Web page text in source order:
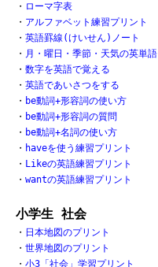
・ ローマ字表
・ アルファベット練習プリント
・ 英語罫線(けいせん)ノート
・ 月・曜日・季節・天気の英単語
・ 数字を英語で覚える
・ 英語であいさつをする
・ be動詞+形容詞の使い方
・ be動詞+形容詞の質問
・ be動詞+名詞の使い方
・ haveを使う練習プリント
・ Likeの英語練習プリント
・ wantの英語練習プリント
小学生 社会
・ 日本地図のプリント
・ 世界地図のプリント
・ 小3「社会」学習プリント